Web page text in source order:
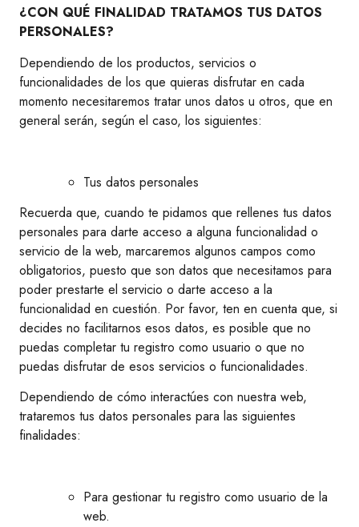
¿CON QUÉ FINALIDAD TRATAMOS TUS DATOS
PERSONALES?
Dependiendo de los productos, servicios o
funcionalidades de los que quieras disfrutar en cada
momento necesitaremos tratar unos datos u otros, que en
general serán, según el caso, los siguientes:
Tus datos personales
Recuerda que, cuando te pidamos que rellenes tus datos
personales para darte acceso a alguna funcionalidad o
servicio de la web, marcaremos algunos campos como
obligatorios, puesto que son datos que necesitamos para
poder prestarte el servicio o darte acceso a la
funcionalidad en cuestión. Por favor, ten en cuenta que, si
decides no facilitarnos esos datos, es posible que no
puedas completar tu registro como usuario o que no
puedas disfrutar de esos servicios o funcionalidades.
Dependiendo de cómo interactúes con nuestra web,
trataremos tus datos personales para las siguientes
finalidades:
Para gestionar tu registro como usuario de la
web.